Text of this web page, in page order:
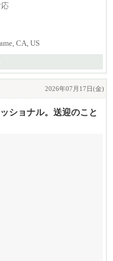
CA, US
2026年07月17日(金)
ショナル。送迎のこと